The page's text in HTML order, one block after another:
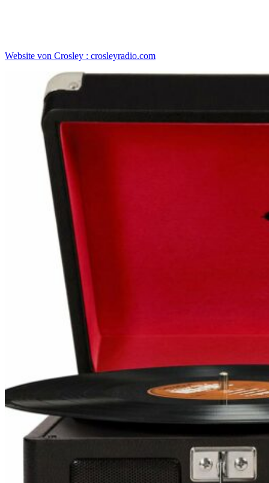
Website von Crosley : crosleyradio.com